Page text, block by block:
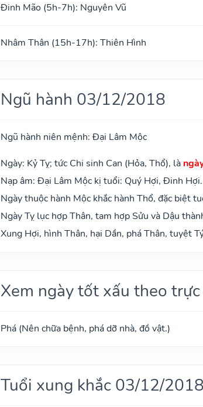
Đinh Mão (5h-7h): Nguyên Vũ
Nhâm Thân (15h-17h): Thiên Hình
Ngũ hành 03/12/2018
Ngũ hành niên mệnh: Đại Lâm Mộc
Ngày: Kỷ Tỵ; tức Chi sinh Can (Hỏa, Thổ), là
Nạp âm: Đại Lâm Mộc kị tuổi: Quý Hợi, Đinh Hợi.
Ngày thuộc hành Mộc khắc hành Thổ, đặc biệt
Ngày Tỵ lục hợp Thân, tam hợp Sửu và Dậu
Xung Hợi, hình Thân, hại Dần, phá Thân, tuyệt
Xem ngày tốt xấu theo
Phá (Nên chữa bệnh, phá dỡ nhà, đồ vật.)
Tuổi xung khắc 03/12/2018